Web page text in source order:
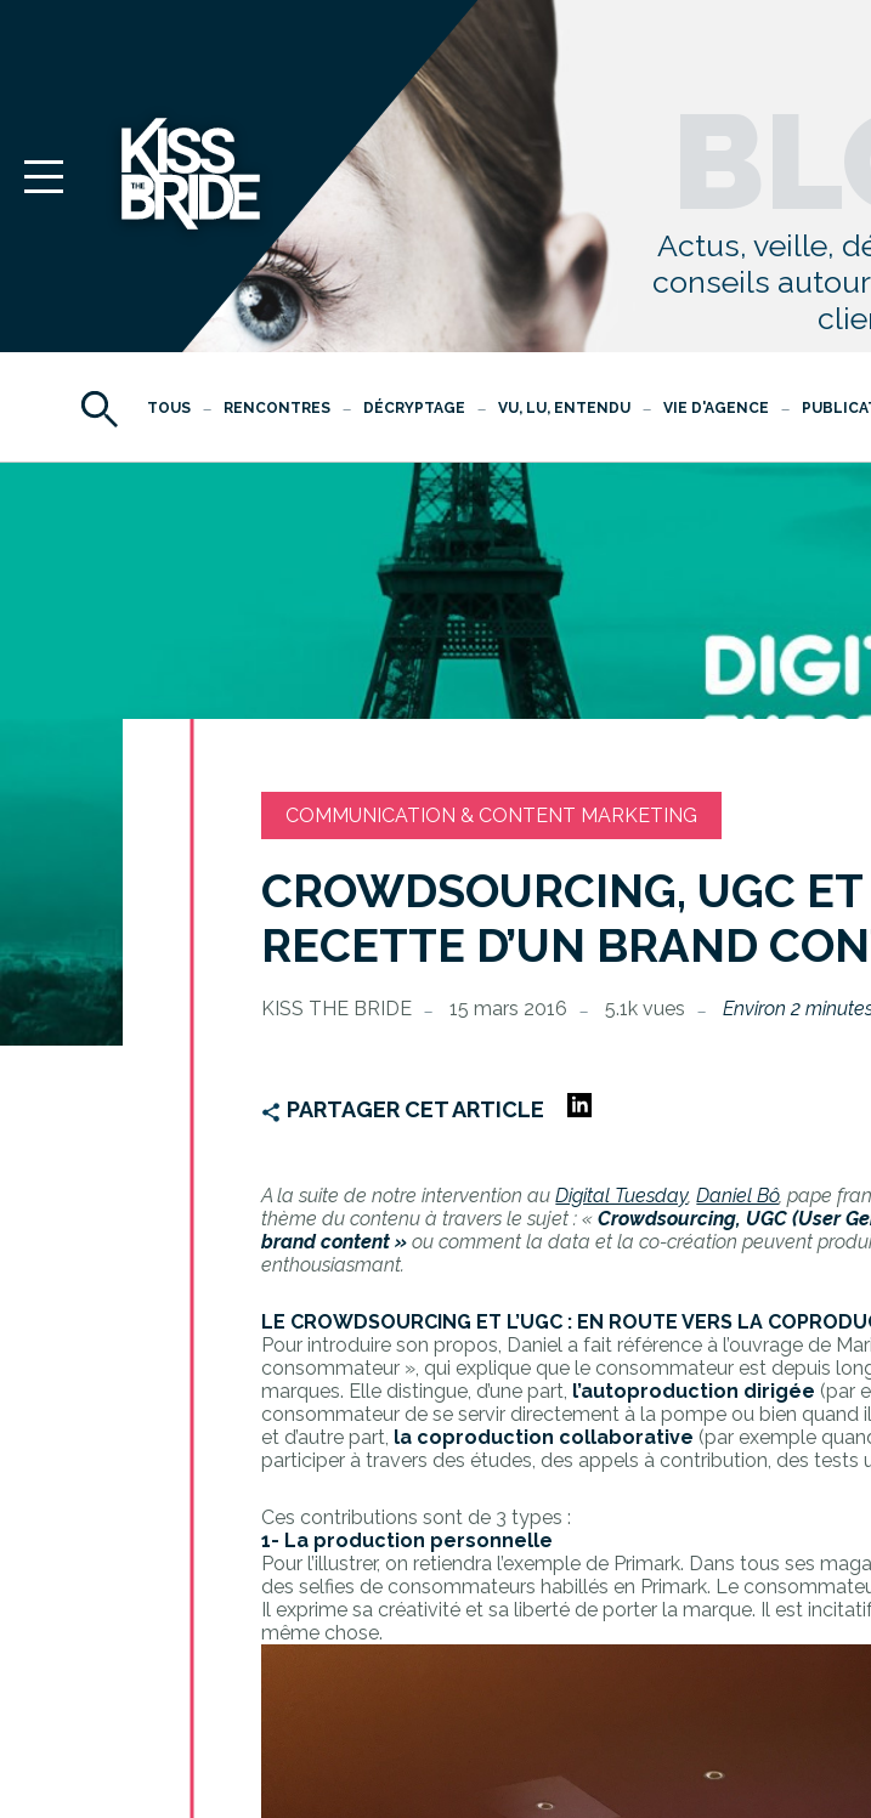
Actus, veille,
conseils
TOUS RENCONTRES DÉCRYPTAGE VU, LU, ENTENDU VIE D'AGENCE
COMMUNICATION & CONTENT MARKETING
CROWDSOURCING, UGC
RECETTE D’UN BRAND
KISS THE BRIDE 15 mars 2016 5.1k vues Environ 2
PARTAGER CET ARTICLE
A la suite de notre intervention auDigital Tuesday,Daniel Bô, pape
thème du contenu à travers le sujet : « Crowdsourcing, UGC (User
brand content » ou comment la data et la co-création peuvent
enthousiasmant.
LE CROWDSOURCING ET L’UGC : EN ROUTE VERS LA
Pour introduire son propos, Daniel a fait référence à l’ouvrage de
consommateur », qui explique que le consommateur est depuis
marques. Elle distingue, d’une part, l’autoproduction dirigée (par
consommateur de se servir directement à la pompe ou bien quand
et d’autre part, la coproduction collaborative (par exemple
participer à travers des études, des appels à contribution, des tests
Ces contributions sont de 3 types :
1- La production personnelle
Pour l’illustrer, on retiendra l’exemple de Primark. Dans tous ses
des selfies de consommateurs habillés en Primark. Le
Il exprime sa créativité et sa liberté de porter la marque. Il est
même chose.